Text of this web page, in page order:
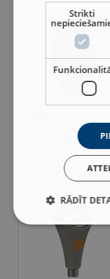
Skatīt
Strikti
RĀDĪT